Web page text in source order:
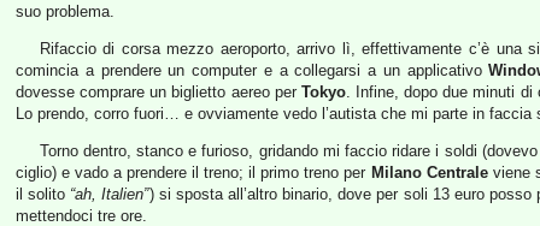
suo problema.
Rifaccio di corsa mezzo aeroporto, arrivo lì, effettivamente c’è
comincia a prendere un computer e a collegarsi a un applicativo
dovesse comprare un biglietto aereo per Tokyo. Infine, dopo due minuti di
Lo prendo, corro fuori… e ovviamente vedo l’autista che mi parte in faccia
Torno dentro, stanco e furioso, gridando mi faccio ridare i soldi
ciglio) e vado a prendere il treno; il primo treno per Milano Centraleviene
il solito “ah, Italien”) si sposta all’altro binario, dove per soli 13 euro
mettendoci tre ore.